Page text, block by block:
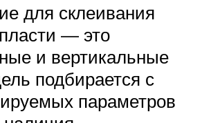
для склеивания
— это
и вертикальные
подбирается с
параметров